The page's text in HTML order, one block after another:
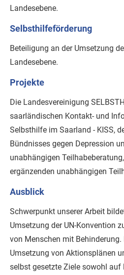
Landesebene.
Selbsthilfeförderung
Beteiligung an der Umsetzung
Landesebene.
Projekte
Die Landesvereinigung
saarländischen Kontakt- und
Selbsthilfe im Saarland - KISS,
Bündnisses gegen Depression
unabhängigen
ergänzenden unabhängigen
Ausblick
Schwerpunkt unserer Arbeit
Umsetzung der UN-Konvention
von Menschen mit Behinderung.
Umsetzung von Aktionsplänen
selbst gesetzte Ziele sowohl auf